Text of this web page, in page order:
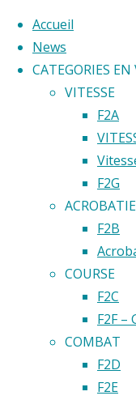
Accueil
News
CATEGORIES
VITESSE
F2A
F2G
ACROBATIE
F2B
COURSE
F2C
F2F –
COMBAT
F2D
F2E
©2020 Vol circulaire